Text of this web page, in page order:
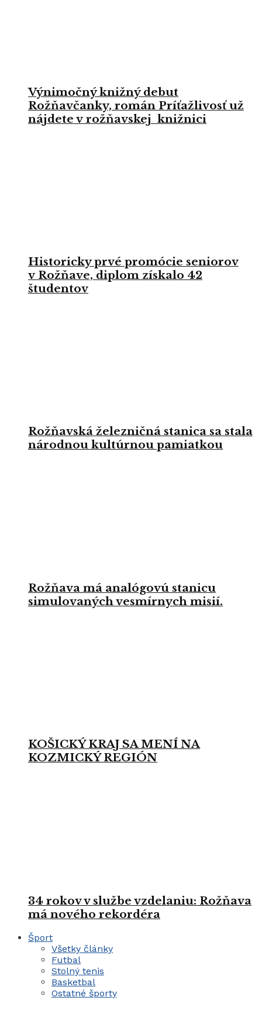
Výnimočný knižný debut
Rožňavčanky, román Príťažlivosť už
nájdete v rožňavskej knižnici
Historicky prvé promócie seniorov
v Rožňave, diplom získalo 42
študentov
Rožňavská železničná stanica sa stala
národnou kultúrnou pamiatkou
Rožňava má analógovú stanicu
simulovaných vesmírnych misií.
KOŠICKÝ KRAJ SA MENÍ NA
KOZMICKÝ REGIÓN
34 rokov v službe vzdelaniu: Rožňava
má nového rekordéra
Šport
Všetky články
Futbal
Stolný tenis
Basketbal
Ostatné športy